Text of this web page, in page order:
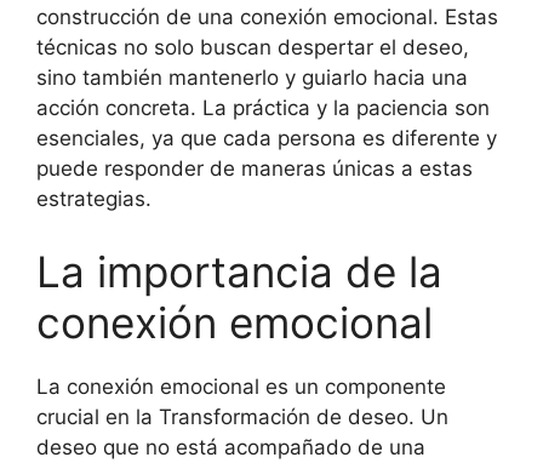
construcción de una conexión emocional. Estas
técnicas no solo buscan despertar el deseo,
sino también mantenerlo y guiarlo hacia una
acción concreta. La práctica y la paciencia son
esenciales, ya que cada persona es diferente y
puede responder de maneras únicas a estas
estrategias.
La importancia de la
conexión emocional
La conexión emocional es un componente
crucial en la Transformación de deseo. Un
deseo que no está acompañado de una